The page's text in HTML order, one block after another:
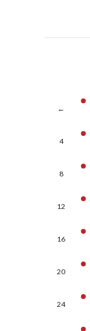
←
4
8
12
16
20
24